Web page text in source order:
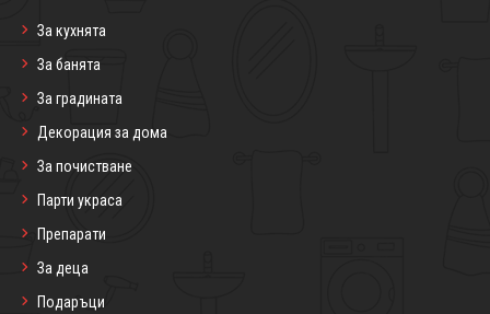
За кухнята
За банята
За градината
Декорация за дома
За почистване
Парти украса
Препарати
За деца
Подаръци